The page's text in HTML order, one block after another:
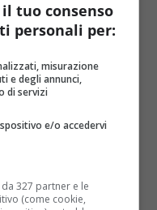
una vellutata
pranzo o una cena
tuo consenso
personali per:
misurazione
e degli annunci,
di servizi
e/o accedervi
327 partner e le
(come cookie,